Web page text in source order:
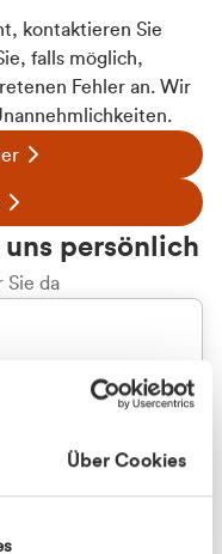
Über Cookies
kontaktieren Sie
falls möglich,
Fehler an. Wir
persönlich
Sie da